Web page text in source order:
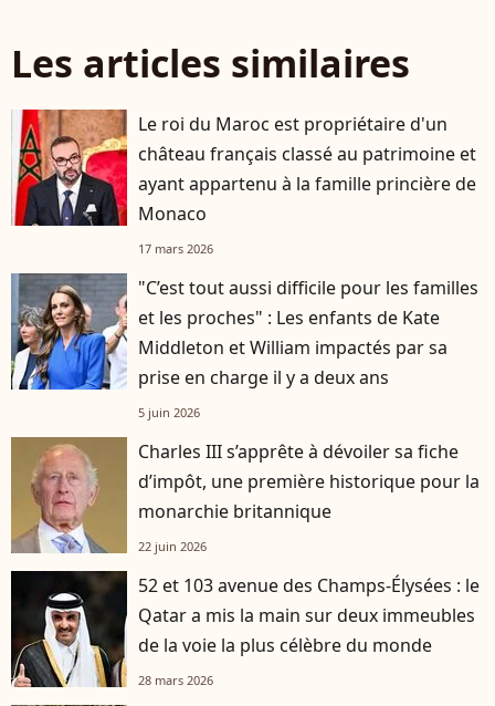
Les articles similaires
Le roi du Maroc est propriétaire d'un
château français classé au patrimoine et
ayant appartenu à la famille princière de
Monaco
17 mars 2026
"C’est tout aussi difficile pour les familles
et les proches" : Les enfants de Kate
Middleton et William impactés par sa
prise en charge il y a deux ans
5 juin 2026
Charles III s’apprête à dévoiler sa fiche
d’impôt, une première historique pour la
monarchie britannique
22 juin 2026
52 et 103 avenue des Champs-Élysées : le
Qatar a mis la main sur deux immeubles
de la voie la plus célèbre du monde
28 mars 2026